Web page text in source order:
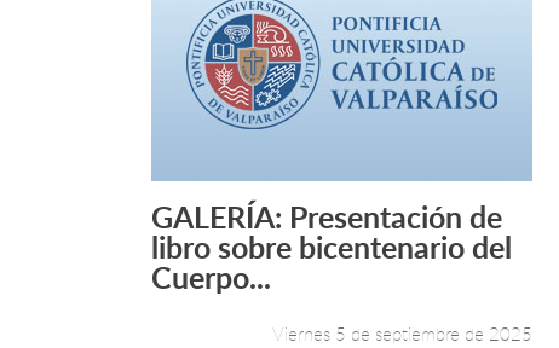
Leer más +
GALERÍA: Presentación de
libro sobre bicentenario del
Cuerpo...
Viernes 5 de septiembre de 2025